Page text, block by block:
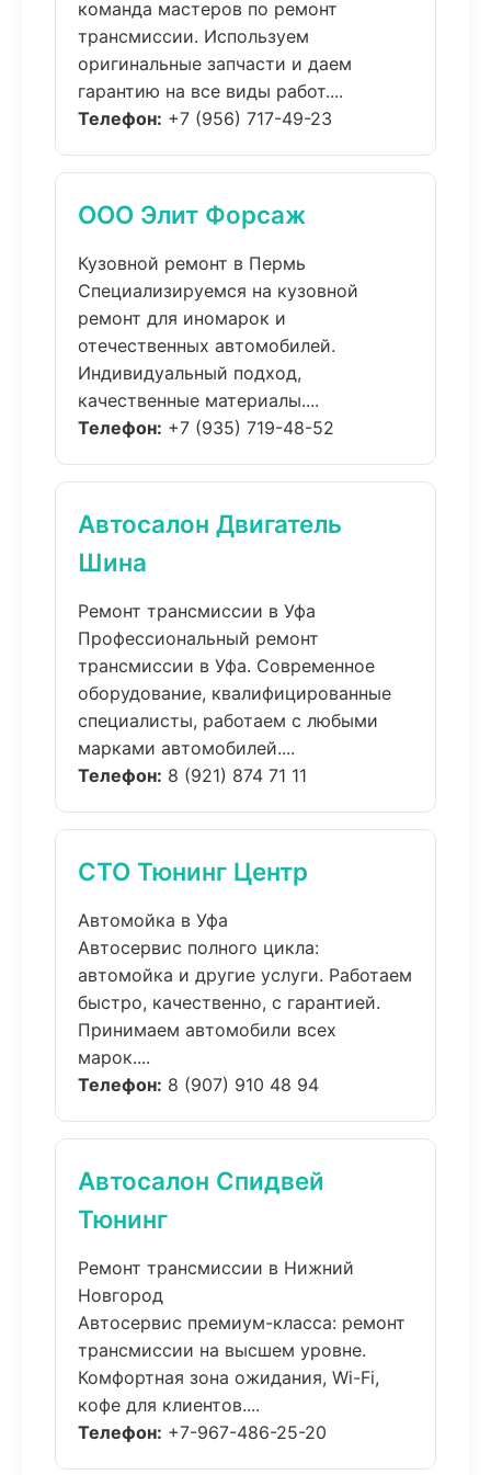
команда мастеров по ремонт
трансмиссии. Используем
оригинальные запчасти и даем
гарантию на все виды работ....
Телефон: +7 (956) 717-49-23
ООО Элит Форсаж
Кузовной ремонт в Пермь
Специализируемся на кузовной
ремонт для иномарок и
отечественных автомобилей.
Индивидуальный подход,
качественные материалы....
Телефон: +7 (935) 719-48-52
Автосалон Двигатель
Шина
Ремонт трансмиссии в Уфа
Профессиональный ремонт
трансмиссии в Уфа. Современное
оборудование, квалифицированные
специалисты, работаем с любыми
марками автомобилей....
Телефон: 8 (921) 874 71 11
СТО Тюнинг Центр
Автомойка в Уфа
Автосервис полного цикла:
автомойка и другие услуги. Работаем
быстро, качественно, с гарантией.
Принимаем автомобили всех
марок....
Телефон: 8 (907) 910 48 94
Автосалон Спидвей
Тюнинг
Ремонт трансмиссии в Нижний
Новгород
Автосервис премиум-класса: ремонт
трансмиссии на высшем уровне.
Комфортная зона ожидания, Wi-Fi,
кофе для клиентов....
Телефон: +7-967-486-25-20